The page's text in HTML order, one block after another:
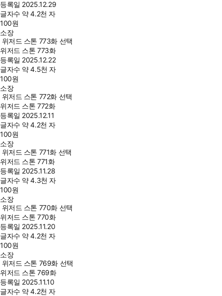
등록일 2025.12.29
글자수 약 4.2천 자
100원
소장
위저드 스톤 773화 선택
위저드 스톤 773화
등록일 2025.12.22
글자수 약 4.5천 자
100원
소장
위저드 스톤 772화 선택
위저드 스톤 772화
등록일 2025.12.11
글자수 약 4.2천 자
100원
소장
위저드 스톤 771화 선택
위저드 스톤 771화
등록일 2025.11.28
글자수 약 4.3천 자
100원
소장
위저드 스톤 770화 선택
위저드 스톤 770화
등록일 2025.11.20
글자수 약 4.2천 자
100원
소장
위저드 스톤 769화 선택
위저드 스톤 769화
등록일 2025.11.10
글자수 약 4.2천 자